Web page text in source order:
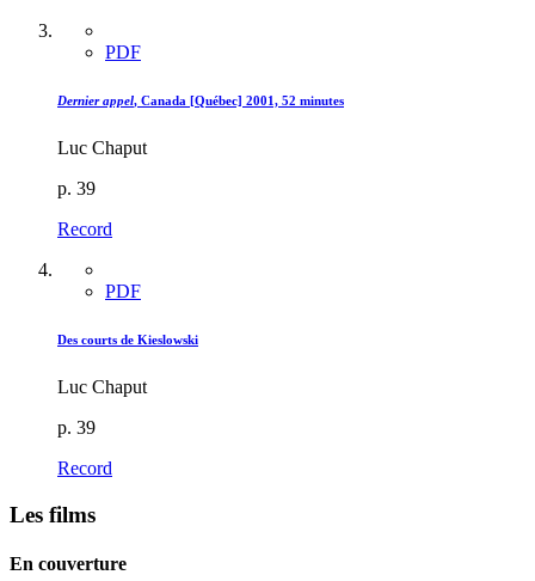
PDF
Dernier appel, Canada [Québec] 2001, 52 minutes
Luc Chaput
p. 39
Record
PDF
Des courts de Kieslowski
Luc Chaput
p. 39
Record
Les films
En couverture